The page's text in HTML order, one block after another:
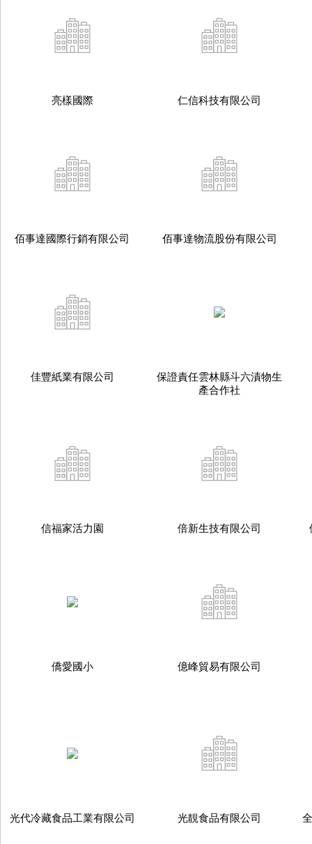
亮樣國際 仁信科技有限公司
佰事達國際行銷有限公司 佰事達物流股份有限公司
佳豐紙業有限公司
保證責任雲林縣斗六漬物生
產合作社
信福家活力園 倍新生技有限公司
僑愛國小 億峰貿易有限公司
光代冷藏食品工業有限公司 光靚食品有限公司